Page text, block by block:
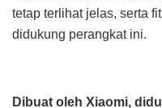
tetap terlihat jelas, serta
didukung perangkat ini.
Dibuat oleh Xiaomi,